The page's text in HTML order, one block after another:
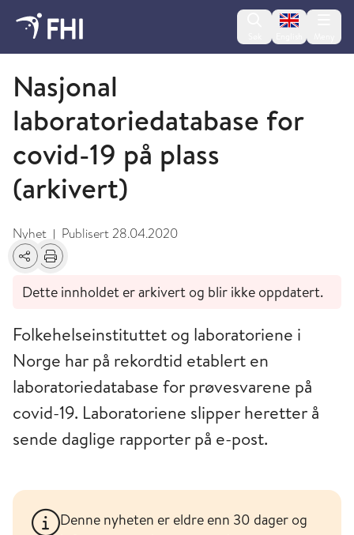
Change
April
Nasjonal
laboratoriedatabase for
covid-19 på plass
(arkivert)
Nyhet | Publisert28.04.2020
Del Skriv ut
Dette innholdet er arkivert og blir ikke oppdatert.
Folkehelseinstituttet og laboratoriene i
Norge har på rekordtid etablert en
laboratoriedatabase for prøvesvarene på
covid-19. Laboratoriene slipper heretter å
sende daglige rapporter på e-post.
Denne nyheten er eldre enn 30 dager og